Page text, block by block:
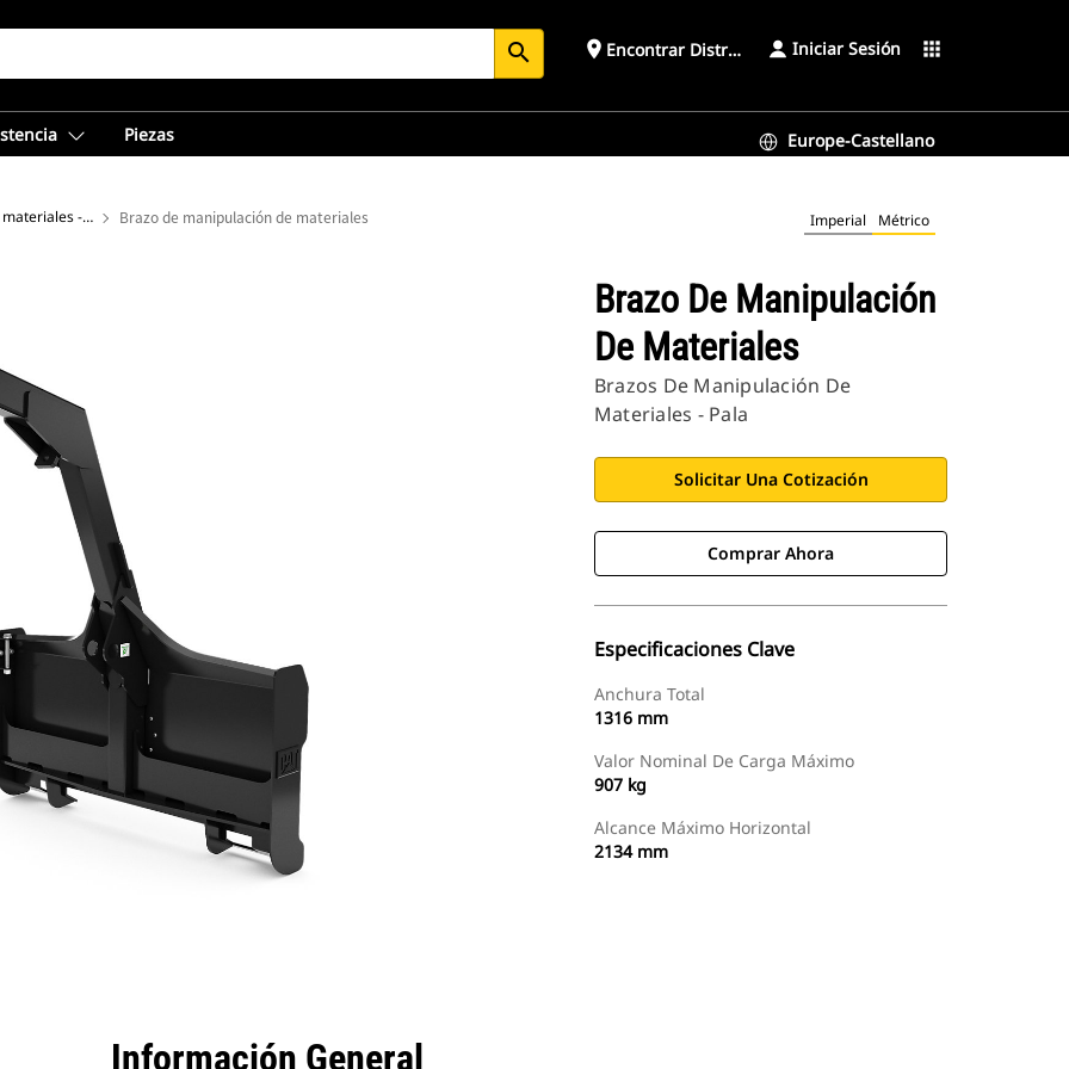
search place Encontrar Distribuidor Iniciar Sesión apps
Piezas Europe-Castellano
Brazos de manipulación de materiales - Pala Brazo de manipulación de materiales Imperial Métrico
Brazo De Manipulación
De Materiales
Brazos De Manipulación De
Materiales - Pala
Solicitar Una Cotización
Comprar Ahora
Especificaciones Clave
Anchura Total
1316 mm
Valor Nominal De Carga Máximo
907 kg
Alcance Máximo Horizontal
2134 mm
Información General